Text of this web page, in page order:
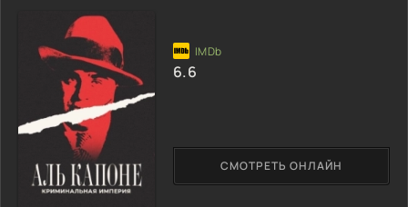
СМОТРЕТЬ ОНЛАЙН
6.6